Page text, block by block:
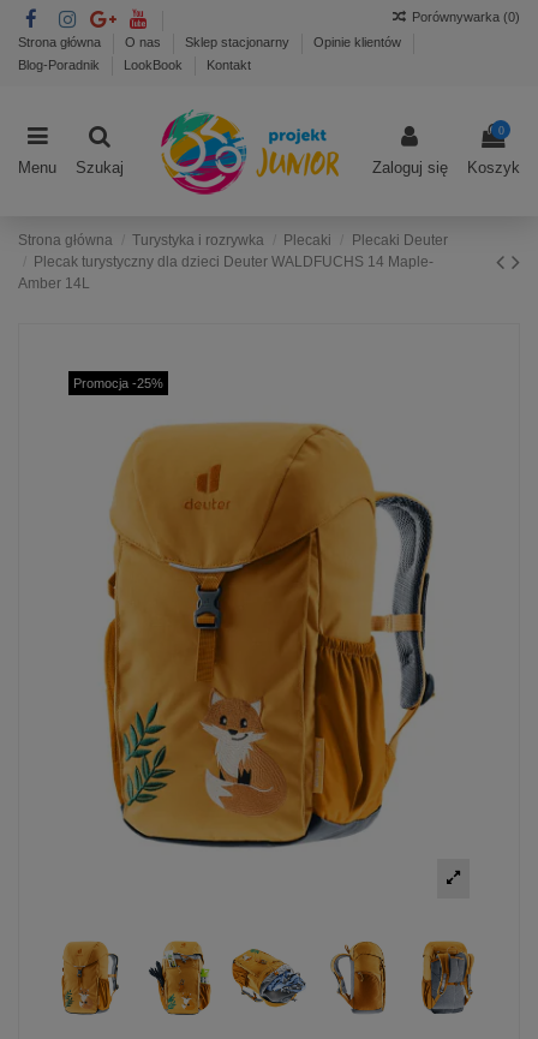
Strona główna O nas Sklep stacjonarny
Opinie klientów
Blog-Poradnik
LookBook Kontakt
Porównywarka (0)
Menu Szukaj Zaloguj się
0
Koszyk
Strona główna Turystyka i rozrywka Plecaki
Plecaki Deuter
Plecak turystyczny dla dzieci Deuter WALDFUCHS 14 Maple-
Amber 14L
Promocja -25%